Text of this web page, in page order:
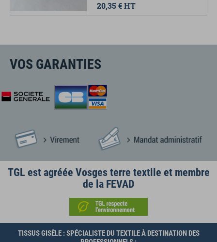
20,35 €HT
VOS GARANTIES
TGL est agréée Vosges terre textile et membre
de la FEVAD
TISSUS GISÈLE : SPÉCIALISTE DU TEXTILE À DESTINATION DES